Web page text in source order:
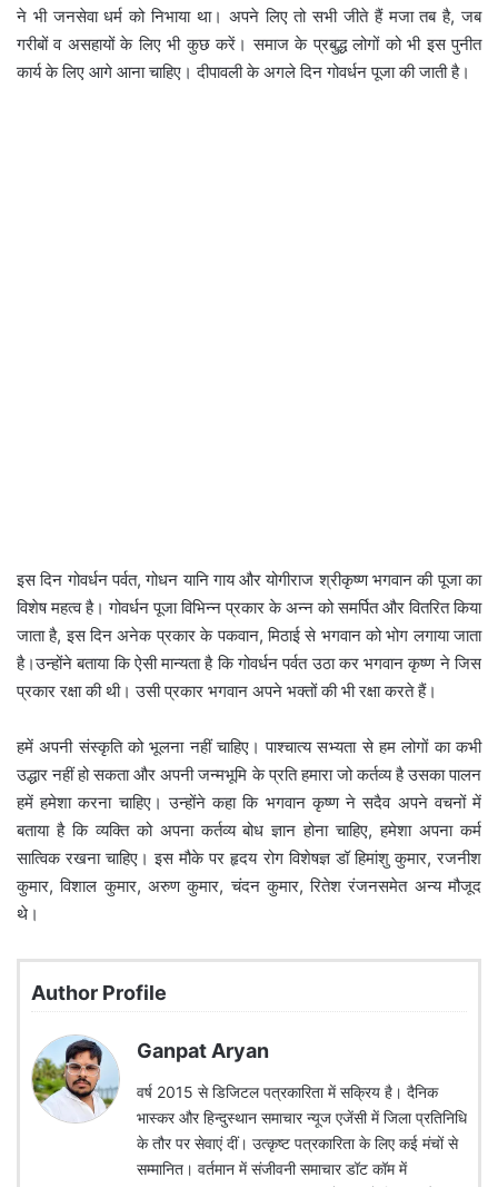
ने भी जनसेवा धर्म को निभाया था। अपने लिए तो सभी जीते हैं मजा तब है, जब
गरीबों व असहायों के लिए भी कुछ करें। समाज के प्रबुद्ध लोगों को भी इस पुनीत
कार्य के लिए आगे आना चाहिए। दीपावली के अगले दिन गोवर्धन पूजा की जाती है।
इस दिन गोवर्धन पर्वत, गोधन यानि गाय और योगीराज श्रीकृष्ण भगवान की पूजा का
विशेष महत्व है। गोवर्धन पूजा विभिन्न प्रकार के अन्न को समर्पित और वितरित किया
जाता है, इस दिन अनेक प्रकार के पकवान, मिठाई से भगवान को भोग लगाया जाता
है।उन्होंने बताया कि ऐसी मान्यता है कि गोवर्धन पर्वत उठा कर भगवान कृष्ण ने जिस
प्रकार रक्षा की थी। उसी प्रकार भगवान अपने भक्तों की भी रक्षा करते हैं।
हमें अपनी संस्कृति को भूलना नहीं चाहिए। पाश्चात्य सभ्यता से हम लोगों का कभी
उद्धार नहीं हो सकता और अपनी जन्मभूमि के प्रति हमारा जो कर्तव्य है उसका पालन
हमें हमेशा करना चाहिए। उन्होंने कहा कि भगवान कृष्ण ने सदैव अपने वचनों में
बताया है कि व्यक्ति को अपना कर्तव्य बोध ज्ञान होना चाहिए, हमेशा अपना कर्म
सात्विक रखना चाहिए। इस मौके पर हृदय रोग विशेषज्ञ डॉ हिमांशु कुमार, रजनीश
कुमार, विशाल कुमार, अरुण कुमार, चंदन कुमार, रितेश रंजनसमेत अन्य मौजूद
थे।
Author Profile
Ganpat Aryan
वर्ष 2015 से डिजिटल पत्रकारिता में सक्रिय है। दैनिक
भास्कर और हिन्दुस्थान समाचार न्यूज एजेंसी में जिला प्रतिनिधि
के तौर पर सेवाएं दीं। उत्कृष्ट पत्रकारिता के लिए कई मंचों से
सम्मानित। वर्तमान में संजीवनी समाचार डॉट कॉम में